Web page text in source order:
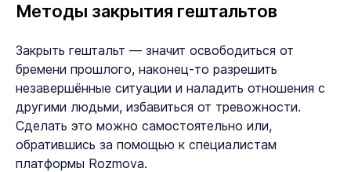
Методы закрытия гештальтов
Закрыть гештальт — значит освободиться от
бремени прошлого, наконец-то разрешить
незавершённые ситуации и наладить отношения с
другими людьми, избавиться от тревожности.
Сделать это можно самостоятельно или,
обратившись за помощью к специалистам
платформы Rozmova.